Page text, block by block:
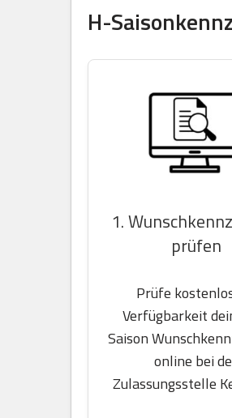
H-
1.
prüfen
Prüfe
Verfügbarkeit
Saison
online bei
Zulassungsstelle